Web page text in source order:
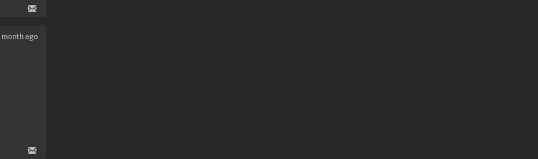
month ago